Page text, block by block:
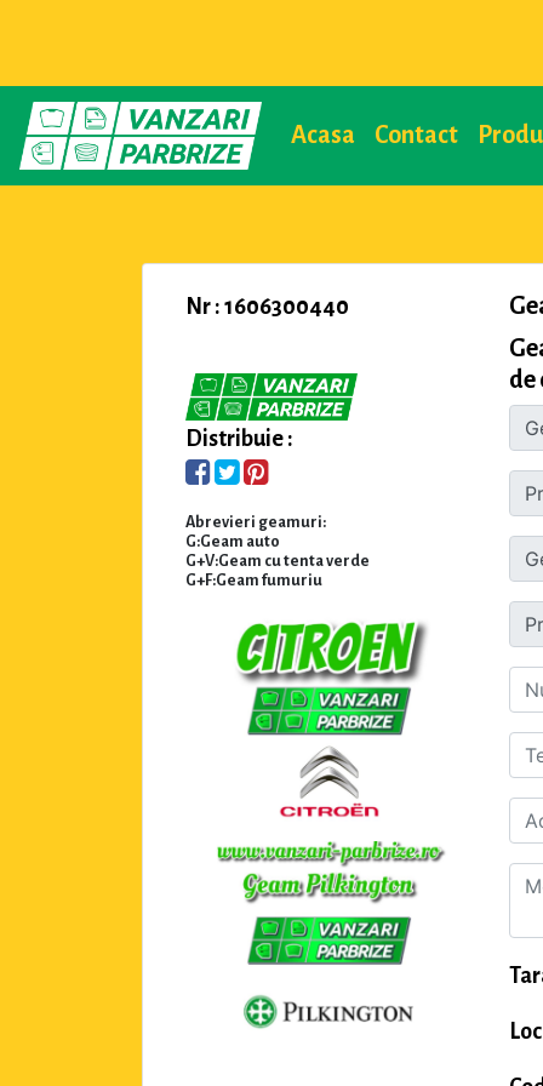
Acasa Contact
Nr : 1606300440
Distribuie :
Abrevieri geamuri:
G:Geam auto
G+V:Geam cu tenta verde
G+F:Geam fumuriu
de